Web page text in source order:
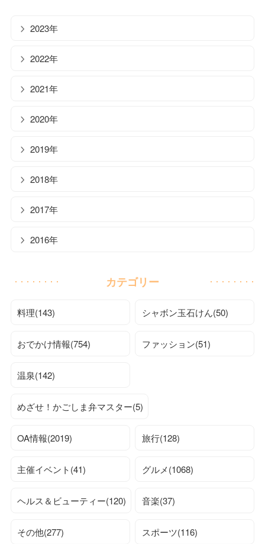
2023年
2022年
2021年
2020年
2019年
2018年
2017年
2016年
カテゴリー
料理(143) シャボン玉石けん(50)
おでかけ情報(754) ファッション(51)
温泉(142)
めざせ！かごしま弁マスター(5)
OA情報(2019) 旅行(128)
主催イベント(41) グルメ(1068)
ヘルス＆ビューティー(120) 音楽(37)
その他(277) スポーツ(116)